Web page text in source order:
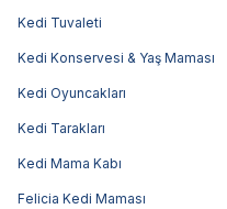
Kedi Tuvaleti
Kedi Konservesi & Yaş Maması
Kedi Oyuncakları
Kedi Tarakları
Kedi Mama Kabı
Felicia Kedi Maması